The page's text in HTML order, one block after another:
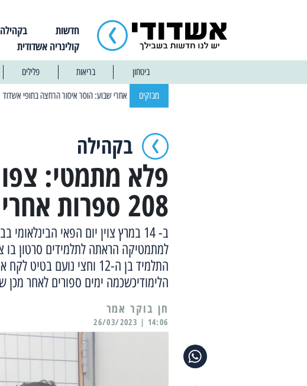
חדשות בקהילה
קולינריה אשדודית
ביטחון בריאות פלילים
מבזקים | 13:04 14/01/2025 עובדים בלילות: עבודות קרצוף וריבוד אספלט
בקהילה
פלא מתמטי:
208 ספרות אחרי הנקודה של ה- פאי
ב- 14 במרץ צוין יום הפאי
התלמיד בן ה-12 וחצי
הלימודיכשכמה ימים ספורים לאחר מכן שינן וזכר 208 ספרות בעל
14:06 | 26/03/2023